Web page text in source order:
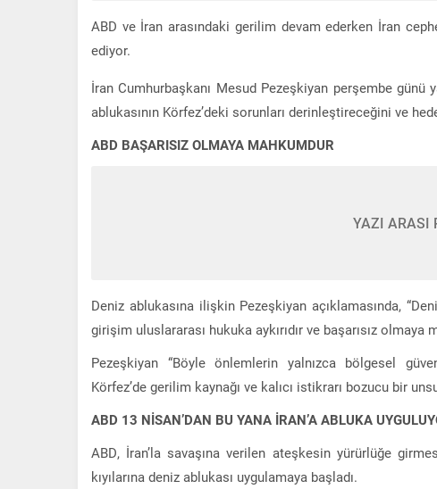
ABD ve İran arasındaki gerilim devam ederken İran
ediyor.
İran Cumhurbaşkanı Mesud Pezeşkiyan perşembe günü
ablukasının Körfez’deki sorunları derinleştireceğini ve
ABD BAŞARISIZ OLMAYA MAHKUMDUR
YAZI ARASI
Deniz ablukasına ilişkin Pezeşkiyan açıklamasında,
girişim uluslararası hukuka aykırıdır ve başarısız olmaya
Pezeşkiyan “Böyle önlemlerin yalnızca bölgesel
Körfez’de gerilim kaynağı ve kalıcı istikrarı bozucu bir
ABD 13 NİSAN’DAN BU YANA İRAN’A ABLUKA
ABD, İran’la savaşına verilen ateşkesin yürürlüğe
kıyılarına deniz ablukası uygulamaya başladı.